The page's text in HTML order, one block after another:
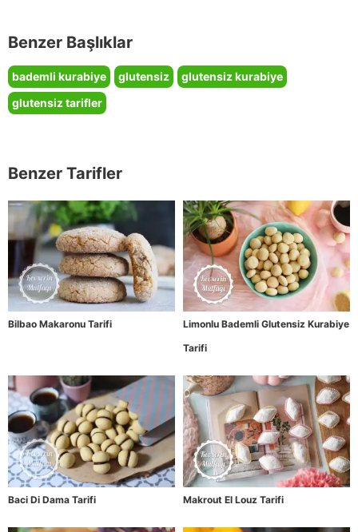
Benzer Başlıklar
bademli kurabiye glutensiz
glutensiz kurabiye
glutensiz tarifler
Benzer Tarifler
Bilbao Makaronu Tarifi
Limonlu Bademli Glutensiz Kurabiye
Tarifi
Baci Di Dama Tarifi Makrout El Louz Tarifi